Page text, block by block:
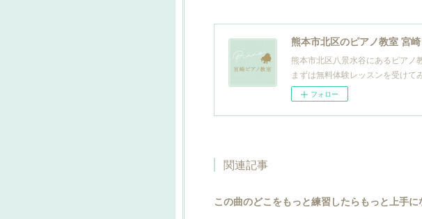
熊本市北区のピアノ教室 宮
熊本市北区八景水谷にあるピアノ
まずは無料体験レッスンを受けて
フォロー
関連記事
この曲のどこをもっと練習したらもっと上手